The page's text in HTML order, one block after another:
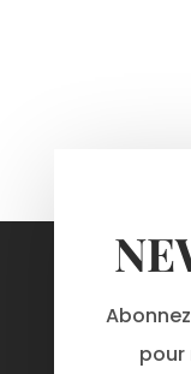
pour